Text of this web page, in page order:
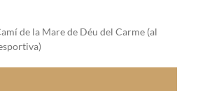
de la Mare de Déu del Carme (al